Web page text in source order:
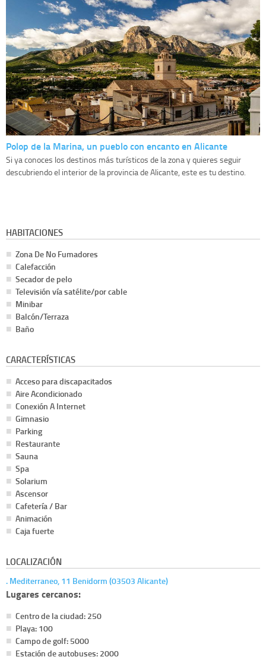
Polop de la Marina, un pueblo con encanto en Alicante
Si ya conoces los destinos más turísticos de la zona y quieres seguir
descubriendo el interior de la provincia de Alicante, este es tu destino.
HABITACIONES
Zona De No Fumadores
Calefacción
Secador de pelo
Televisión vía satélite/por cable
Minibar
Balcón/Terraza
Baño
CARACTERÍSTICAS
Acceso para discapacitados
Aire Acondicionado
Conexión A Internet
Gimnasio
Parking
Restaurante
Sauna
Spa
Solarium
Ascensor
Cafetería / Bar
Animación
Caja fuerte
LOCALIZACIÓN
. Mediterraneo, 11 Benidorm (03503 Alicante)
Lugares cercanos:
Centro de la ciudad: 250
Playa: 100
Campo de golf: 5000
Estación de autobuses: 2000